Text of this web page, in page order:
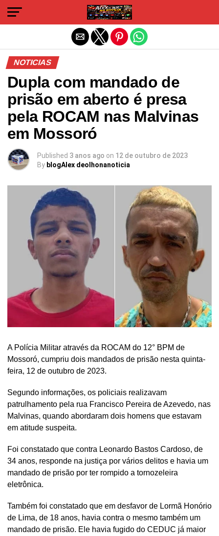
NOTICIAS
Dupla com mandado de
prisão em aberto é presa
pela ROCAM nas Malvinas
em Mossoró
Published 3 anos ago on 12 de outubro de 2023
By blogAlex deolhonanoticia
A Polícia Militar através da ROCAM do 12° BPM de
Mossoró, cumpriu dois mandados de prisão nesta quinta-
feira, 12 de outubro de 2023.
Segundo informações, os policiais realizavam
patrulhamento pela rua Francisco Pereira de Azevedo, nas
Malvinas, quando abordaram dois homens que estavam
em atitude suspeita.
Foi constatado que contra Leonardo Bastos Cardoso, de
34 anos, responde na justiça por vários delitos e havia um
mandado de prisão por ter rompido a tornozeleira
eletrônica.
Também foi constatado que em desfavor de Lormã Honório
de Lima, de 18 anos, havia contra o mesmo também um
mandado de prisão. Ele havia fugido do CEDUC já maior
Sair da versão mobile